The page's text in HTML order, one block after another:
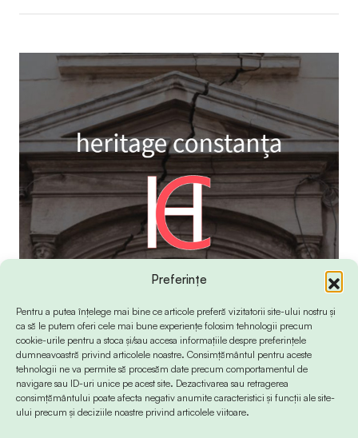
Preferințe
Pentru a putea înțelege mai bine ce articole preferă vizitatorii site-ului nostru și
ca să le putem oferi cele mai bune experiențe folosim tehnologii precum
cookie-urile pentru a stoca și/sau accesa informațiile despre preferințele
dumneavoastră privind articolele noastre. Consimțământul pentru aceste
tehnologii ne va permite să procesăm date precum comportamentul de
navigare sau ID-uri unice pe acest site. Dezactivarea sau retragerea
consimțământului poate afecta negativ anumite caracteristici și funcții ale site-
ului precum și deciziile noastre privind articolele viitoare.